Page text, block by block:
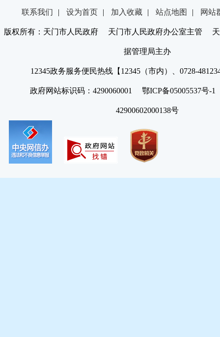
联系我们 | 设为首页 | 加入收藏 | 站点地图 | 网站
版权所有：天门市人民政府 天门市人民政府办公室主管 天
据管理局主办
12345政务服务便民热线【12345（市内）、0728-
政府网站标识码：4290060001 鄂ICP备05005537号
42900602000138号